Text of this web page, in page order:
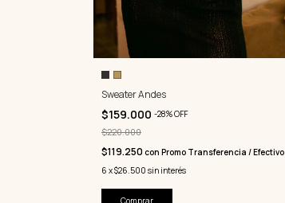
Sweater Andes
$159.000 -28%OFF
$220.000
$119.250 con Promo Transferencia / Efectivo
6 x$26.500 sin interés
Comprar